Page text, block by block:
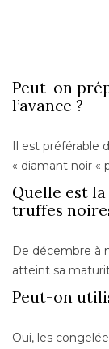
Peut-on
l’avance ?
Il est préférable
« diamant noir «
Quelle est
truffes
De décembre à
atteint sa
Peut-on
Oui, les